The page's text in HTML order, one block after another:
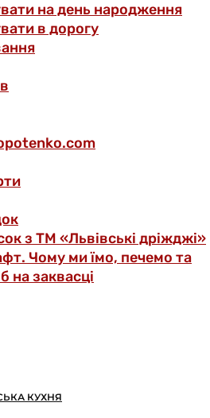
на день народження
в дорогу
з ТМ «Львівські дріжджі»
Чому ми їмо, печемо та
на заквасці
КУХНЯ